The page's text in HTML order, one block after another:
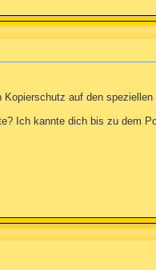
auf den
Ich kannte dich bis zu dem